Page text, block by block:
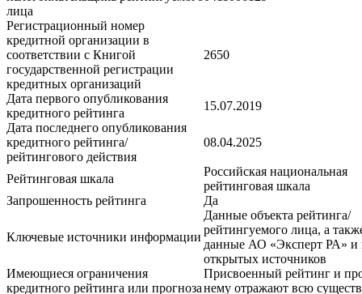
лица
Регистрационный номер
кредитной организации в
соответствии с Книгой
государственной регистрации
кредитных организаций
2650
Дата первого опубликования
кредитного рейтинга
15.07.2019
Дата последнего опубликования
кредитного рейтинга/
рейтингового действия
08.04.2025
Рейтинговая шкала
Российская национальная
рейтинговая шкала
Запрошенность рейтинга
Да
Ключевые источники информации
Данные объекта рейтинга/
рейтингуемого лица, а
данные АО «Эксперт РА» и
открытых источников
Имеющиеся ограничения
кредитного рейтинга или прогноза
Присвоенный рейтинг и
нему отражают всю